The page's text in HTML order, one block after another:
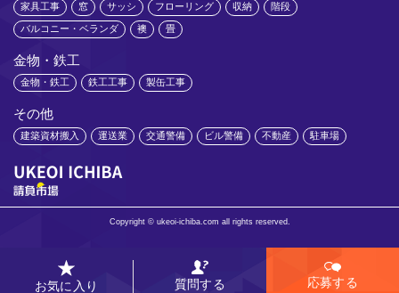
お気に入り 質問する 応募する
家具工事 窓 サッシ フローリング 収納 階段
バルコニー・ベランダ 襖 畳
金物・鉄工
金物・鉄工 鉄工工事 製缶工事
その他
建築資材搬入 運送業 交通警備 ビル警備 不動産 駐車場
Copyright © ukeoi-ichiba.com all rights reserved.